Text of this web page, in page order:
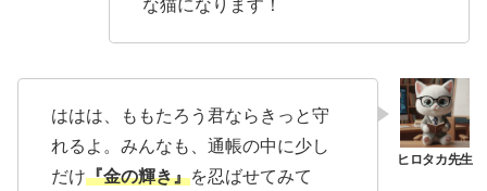
な猫になります！
ははは、ももたろう君ならきっと守
れるよ。みんなも、通帳の中に少し
だけ『金の輝き』を忍ばせてみて